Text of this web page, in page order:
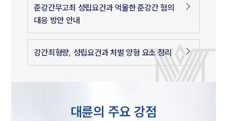
준강간무고죄 성립요건과 억울한 준강간 혐의
대응 방안 안내
강간죄형량, 성립요건과 처벌 양형 요소 정리
대륜의 주요 강점